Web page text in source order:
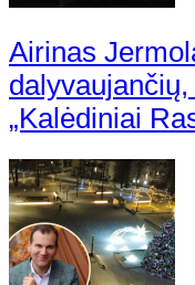
Airinas
„Kalėdiniai